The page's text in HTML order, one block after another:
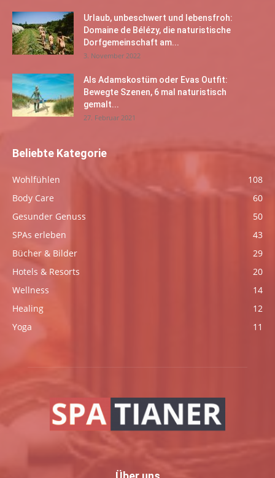
Urlaub, unbeschwert und lebensfroh:
Domaine de Bélézy, die naturistische
Dorfgemeinschaft am...
3. November 2022
Als Adamskostüm oder Evas Outfit:
Bewegte Szenen, 6 mal naturistisch
gemalt...
27. Februar 2021
Beliebte Kategorie
Wohlfühlen
108
Body Care
60
Gesunder Genuss
50
SPAs erleben
43
Bücher & Bilder
29
Hotels & Resorts
20
Wellness
14
Healing
12
Yoga
11